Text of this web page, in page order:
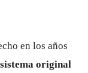
en los años
sistema original